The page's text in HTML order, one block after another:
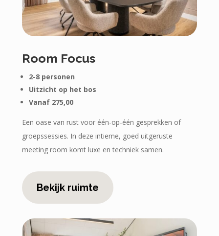
Room Focus
2-8 personen
Uitzicht op het bos
Vanaf 275,00
Een oase van rust voor één-op-één gesprekken of
groepssessies. In deze intieme, goed uitgeruste
meeting room komt luxe en techniek samen.
Bekijk ruimte